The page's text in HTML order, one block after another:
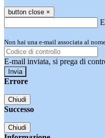
button close ×
Non hai una e-mail associata al
E-mail inviata, si prega di
Errore
Chiudi
Successo
Chiudi